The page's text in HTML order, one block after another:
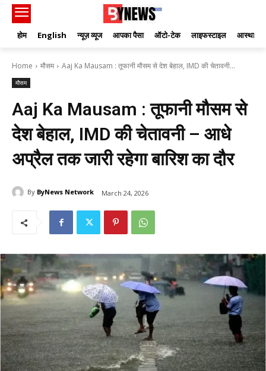
होम English न्यूज़ व्यूज आपका पैसा ऑटो-टेक लाइफस्टाइल आस्था
Home मौसम Aaj Ka Mausam : तूफानी मौसम से देश बेहाल, IMD की चेतावनी...
मौसम
Aaj Ka Mausam : तूफानी मौसम से
देश बेहाल, IMD की चेतावनी – आधे
अप्रैल तक जारी रहेगा बारिश का दौर
By ByNews Network March 24, 2026